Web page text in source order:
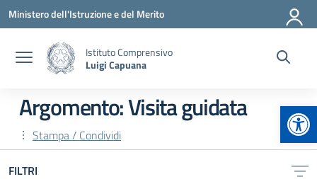
Vai ai contenuti
Vai al menu di navigazione
Vai al footer
Ministero dell'Istruzione e del Merito
Istituto Comprensivo
Luigi Capuana
Argomento: Visita guidata
Stampa / Condividi
FILTRI